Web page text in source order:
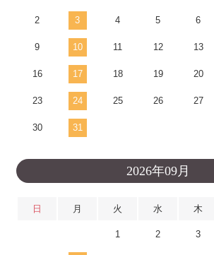
2 3 4 5 6
9 10 11 12 13
16 17 18 19 20
23 24 25 26 27
30 31
2026年09月
日 月 火 水 木
1 2 3